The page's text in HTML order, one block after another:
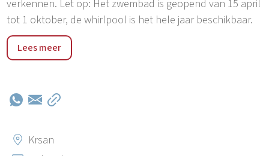
verkennen. Let op: Het zwembad is geopend van 15 april
tot 1 oktober, de whirlpool is het hele jaar beschikbaar.
Kršan, een schilderachtig stadje gelegen in het hart van
het Istrische schiereiland, betovert met zijn rustieke
Kršan een authentieke ervaring van de Istrische cultuur
prachtige natuurlijke schoonheden, zoals groene
heuvels en beboste landschappen, waardoor het een
Lees meer
Krsan